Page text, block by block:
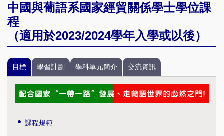
中國與葡語系國家經貿關係學士學位課
程
（適用於2023/2024學年入學或以後）
目標 學習計劃 學科單元簡介 交流資訊
課程規範